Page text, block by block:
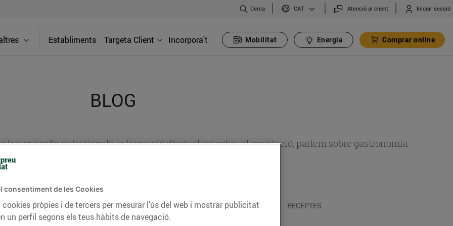
Cerca CAT Atenció al client Iniciar sessió
Establiments Targeta Client Incorpora't Mobilitat Energia Comprar online
BLOG
consells nutricionals, informació d’actualitat sobre alimentació, parlem sobre gastronomia
CONSELLS I HÀBITS SALUDABLES ENERGIA GASTRONOMIA I TRADICIONS RECEPTES
consentiment de les Cookies
pròpies i de tercers per mesurar l’ús del web i mostrar publicitat
un perfil segons els teus hàbits de navegació.